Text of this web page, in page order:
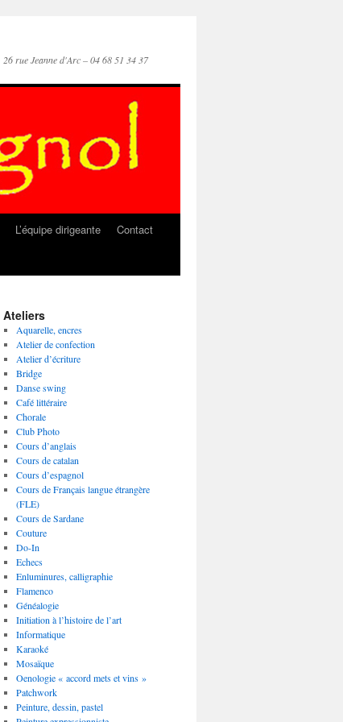
26 rue Jeanne d'Arc – 04 68 51 34 37
L’équipe dirigeante
Contact
Ateliers
Aquarelle, encres
Atelier de confection
Atelier d’écriture
Bridge
Danse swing
Café littéraire
Chorale
Club Photo
Cours d’anglais
Cours de catalan
Cours d’espagnol
Cours de Français langue étrangère
(FLE)
Cours de Sardane
Couture
Do-In
Echecs
Enluminures, calligraphie
Flamenco
Généalogie
Initiation à l’histoire de l’art
Informatique
Karaoké
Mosaïque
Oenologie « accord mets et vins »
Patchwork
Peinture, dessin, pastel